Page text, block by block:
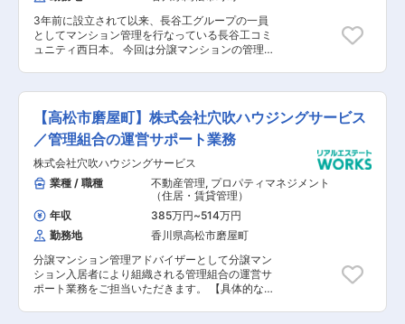
3年前に設立されて以来、長谷工グループの一員
としてマンション管理を行なっている長谷工コミ
ュニティ西日本。 今回は分譲マンションの管理や
トやマンションの巡回、スタッフマネジメント、
修繕提案など多彩な業務に携わっていただけま
す。 業務内容は幅広いですが、それぞれに専門の
担当がおり、バックアップ体制が整っています。
例えば管理しているマンションには管理員が常駐
していますので、現場での対応に追われることは
ありません。 更に大掛かりな修繕提案を行う場合
は、作業に精通した技術系の社員も同席の上で行
いますし、会計や出納業務には組合会計部がサポ
ートしてくれます。 技術的な知識をお持ちでない
方も是非ご応募ください。 【具体的な業務内容】
■総会・理事会における運営補助 ■資料作成・会
計資料の書類チェック ■点検報告書の確認 ■修繕
提案 ■マンションの巡回 ■清掃員や管理員のマネ
ジメント
【高松市磨屋町】株式会社穴吹ハウジングサービス
／管理組合の運営サポート業務
株式会社穴吹ハウジングサービス
業種 / 職種
不動産管理, プロパティマネジメント
（住居・賃貸管理）
年収
385万円~514万円
勤務地
香川県高松市磨屋町
分譲マンション管理アドバイザーとして分譲マン
ション入居者により組織される管理組合の運営サ
ポート業務をご担当いただきます。 【具体的な業